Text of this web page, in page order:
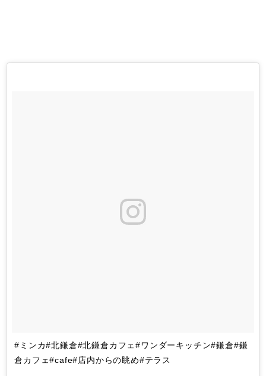
#ミンカ#北鎌倉#北鎌倉カフェ#ワンダーキッチン#鎌倉#鎌
倉カフェ#cafe#店内からの眺め#テラス